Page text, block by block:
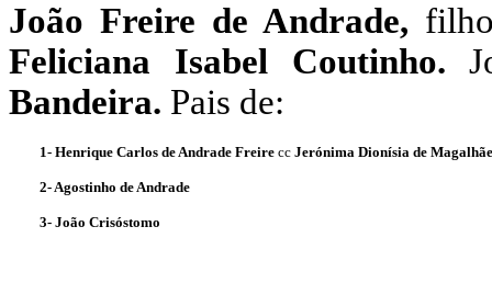
João Freire de Andrade,
Feliciana Isabel Coutinho.
Bandeira. Pais de:
1- Henrique Carlos de Andrade Freire ccJerónima Dionísia de
2- Agostinho de Andrade
3- João Crisóstomo